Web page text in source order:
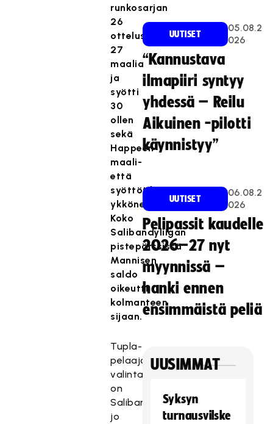
runkosarjan
26
ottelussaan
27
maalia
ja
syötti
30
ollen
sekä
Happeen
maali-
että
syöttötilaston
ykkönen.
Koko
Salibandyliigan
pistepörssissä
Mannisen
saldo
oikeutti
kolmanteen
sijaan.
Tupla-
pelaajan
valinta
on
Salibandyliigassa
jo
UUTISET
05.08.2
026
“Kannustava
ilmapiiri syntyy
yhdessä – Reilu
Aikuinen -pilotti
käynnistyy”
UUTISET
06.08.2
026
Pelipassit kaudelle
2026–27 nyt
myynnissä –
hanki ennen
ensimmäistä peliä
UUSIMMAT
Syksyn
turnausvilske